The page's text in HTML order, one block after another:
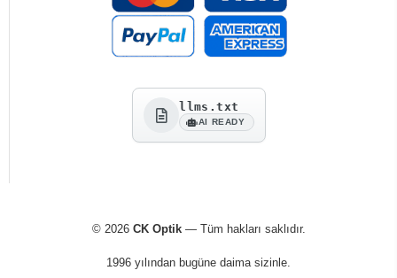
llms.txt
AI READY
© 2026 CK Optik— Tüm hakları saklıdır.
1996 yılından bugüne daima sizinle.